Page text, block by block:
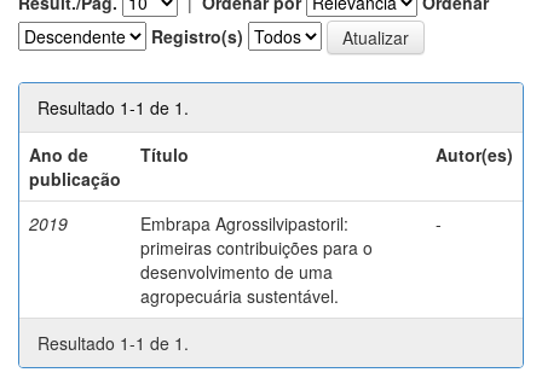
Registro(s)
Resultado 1-1 de 1.
Ano de
publicação
Título Autor(es)
2019
Embrapa Agrossilvipastoril:
primeiras contribuições para o
desenvolvimento de uma
agropecuária sustentável.
-
Resultado 1-1 de 1.